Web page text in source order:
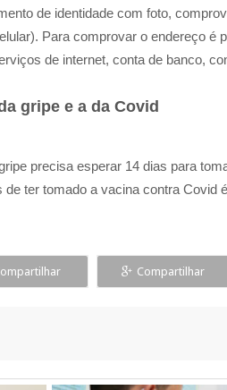
de identidade com foto,
Para comprovar o endereço é
de internet, conta de banco,
gripe e a da Covid
precisa esperar 14 dias para
ter tomado a vacina contra Covid
Compartilhar